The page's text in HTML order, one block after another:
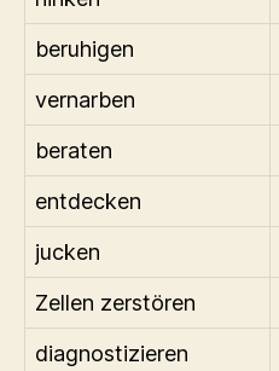
beruhigen
vernarben
beraten
entdecken
jucken
Zellen zerstören
diagnostizieren